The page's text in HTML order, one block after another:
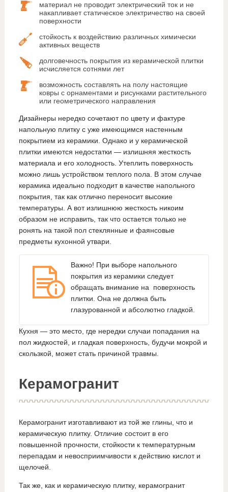
материал не проводит электрический ток и не
накапливает статическое электричество на своей
поверхности
стойкость к воздействию различных химически
активных веществ
долговечность покрытия из керамической плитки
исчисляется сотнями лет
возможность составлять на полу настоящие
ковры с орнаментами и рисунками растительного
или геометрического направления
Дизайнеры нередко сочетают по цвету и фактуре
напольную плитку с уже имеющимся настенным
покрытием из керамики. Однако и у керамической
плитки имеются недостатки — излишняя жесткость
материала и его холодность. Утеплить поверхность
можно лишь устройством теплого пола. В этом случае
керамика идеально подходит в качестве напольного
покрытия, так как отлично переносит высокие
температуры. А вот излишнюю жесткость никоим
образом не исправить, так что остается только не
ронять на такой пол стеклянные и фаянсовые
предметы кухонной утвари.
Важно! При выборе напольного
покрытия из керамики следует
обращать внимание на поверхность
плитки. Она не должна быть
глазурованной и абсолютно гладкой.
Кухня — это место, где нередки случаи попадания на
пол жидкостей, и гладкая поверхность, будучи мокрой и
скользкой, может стать причиной травмы.
Керамогранит
Керамогранит изготавливают из той же глины, что и
керамическую плитку. Отличие состоит в его
повышенной прочности, стойкости к температурным
перепадам и невосприимчивости к действию кислот и
щелочей.
Так же, как и керамическую плитку, керамогранит